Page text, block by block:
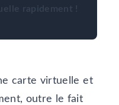
rapidement !
carte virtuelle et
outre le fait